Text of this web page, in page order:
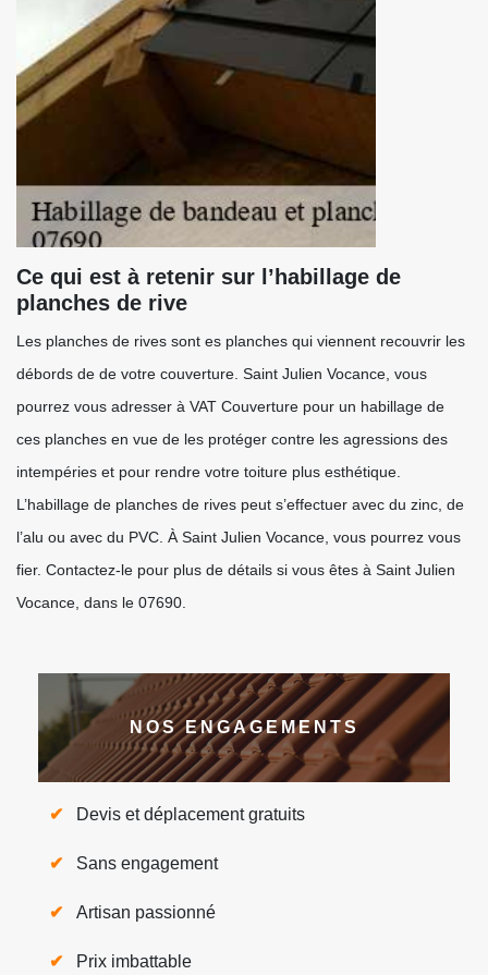
Ce qui est à retenir sur l’habillage de
planches de rive
Les planches de rives sont es planches qui viennent recouvrir les
débords de de votre couverture. Saint Julien Vocance, vous
pourrez vous adresser à VAT Couverture pour un habillage de
ces planches en vue de les protéger contre les agressions des
intempéries et pour rendre votre toiture plus esthétique.
L’habillage de planches de rives peut s’effectuer avec du zinc, de
l’alu ou avec du PVC. À Saint Julien Vocance, vous pourrez vous
fier. Contactez-le pour plus de détails si vous êtes à Saint Julien
Vocance, dans le 07690.
NOS ENGAGEMENTS
Devis et déplacement gratuits
Sans engagement
Artisan passionné
Prix imbattable